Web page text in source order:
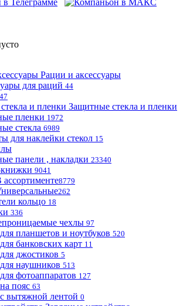
Рации и аксессуары
для раций 44
47
Защитные стекла и пленки
пленки 1972
стекла 6989
для наклейки стекол 15
панели , накладки 23340
9041
ассортименте8779
262
кольцо 18
336
чехлы 97
планшетов и ноутбуков 520
банковских карт 11
джостиков 5
наушников 513
фотоаппаратов 127
пояс 63
вытяжной лентой 0